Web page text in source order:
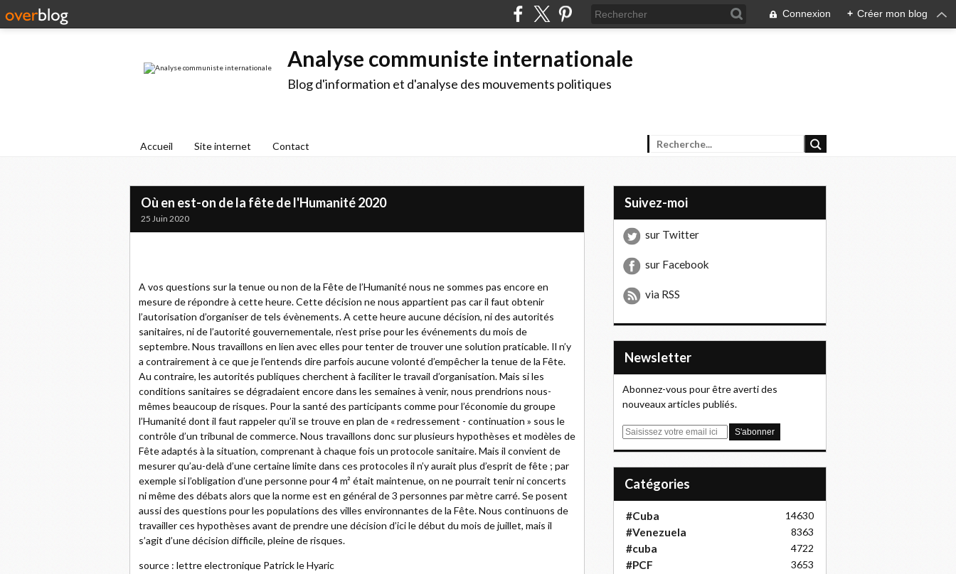
Connexion + Créer mon blog
Analyse communiste internationale
Blog d'information et d'analyse des mouvements politiques
Accueil Site internet Contact
Où en est-on de la fête de l'Humanité 2020
25 Juin 2020
A vos questions sur la tenue ou non de la Fête de l’Humanité nous ne sommes pas encore en
mesure de répondre à cette heure. Cette décision ne nous appartient pas car il faut obtenir
l’autorisation d’organiser de tels évènements. A cette heure aucune décision, ni des autorités
sanitaires, ni de l’autorité gouvernementale, n’est prise pour les événements du mois de
septembre. Nous travaillons en lien avec elles pour tenter de trouver une solution praticable. Il n’y
a contrairement à ce que je l’entends dire parfois aucune volonté d’empêcher la tenue de la Fête.
Au contraire, les autorités publiques cherchent à faciliter le travail d’organisation. Mais si les
conditions sanitaires se dégradaient encore dans les semaines à venir, nous prendrions nous-
mêmes beaucoup de risques. Pour la santé des participants comme pour l’économie du groupe
l’Humanité dont il faut rappeler qu’il se trouve en plan de « redressement - continuation » sous le
contrôle d’un tribunal de commerce. Nous travaillons donc sur plusieurs hypothèses et modèles de
Fête adaptés à la situation, comprenant à chaque fois un protocole sanitaire. Mais il convient de
mesurer qu’au-delà d’une certaine limite dans ces protocoles il n’y aurait plus d’esprit de fête ; par
exemple si l’obligation d’une personne pour 4 m² était maintenue, on ne pourrait tenir ni concerts
ni même des débats alors que la norme est en général de 3 personnes par mètre carré. Se posent
aussi des questions pour les populations des villes environnantes de la Fête. Nous continuons de
travailler ces hypothèses avant de prendre une décision d’ici le début du mois de juillet, mais il
s’agit d’une décision difficile, pleine de risques.
source : lettre electronique Patrick le Hyaric
Suivez-moi
sur Twitter
sur Facebook
via RSS
Newsletter
Abonnez-vous pour être averti des
nouveaux articles publiés.
E
Catégories
#Cuba 14630
#Venezuela 8363
#cuba 4722
#PCF 3653